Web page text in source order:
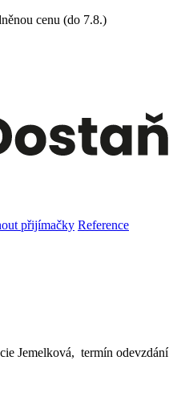
cenu (do 7.8.)
přijímačky Reference
Jemelková, termín odevzdání